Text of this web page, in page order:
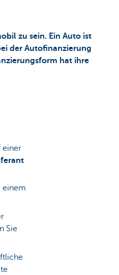
zu sein. Ein Auto ist
der Autofinanzierung
hat ihre
einer
Sie